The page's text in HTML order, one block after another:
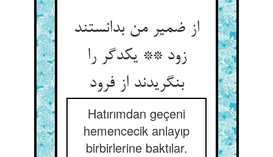
از ضمیر من بدانستند
زود ** یکدگر را
بنگریدند از فرود
Hatırımdan geçeni
hemencecik anlayıp
birbirlerine baktılar.